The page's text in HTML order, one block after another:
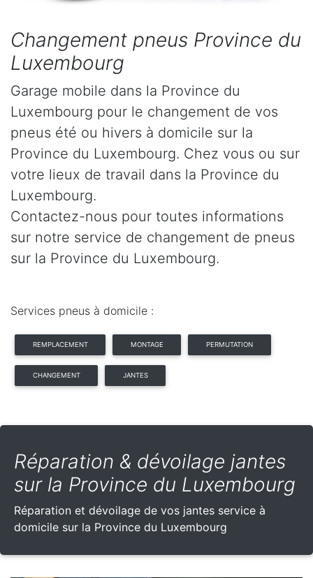
Changement pneus Province du
Luxembourg
Garage mobile dans la Province du
Luxembourg pour le changement de vos
pneus été ou hivers à domicile sur la
Province du Luxembourg. Chez vous ou sur
votre lieux de travail dans la Province du
Luxembourg.
Contactez-nous pour toutes informations
sur notre service de changement de pneus
sur la Province du Luxembourg.
Services pneus à domicile :
REMPLACEMENT MONTAGE PERMUTATION
CHANGEMENT JANTES
Réparation & dévoilage jantes
sur la Province du Luxembourg
Réparation et dévoilage de vos jantes service à
domicile sur la Province du Luxembourg